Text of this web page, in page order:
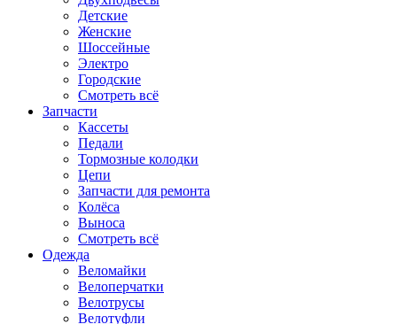
Детские
Женские
Шоссейные
Электро
Городские
Смотреть всё
Запчасти
Кассеты
Педали
Тормозные колодки
Цепи
Запчасти для ремонта
Колёса
Выноса
Смотреть всё
Одежда
Веломайки
Велоперчатки
Велотрусы
Велотуфли